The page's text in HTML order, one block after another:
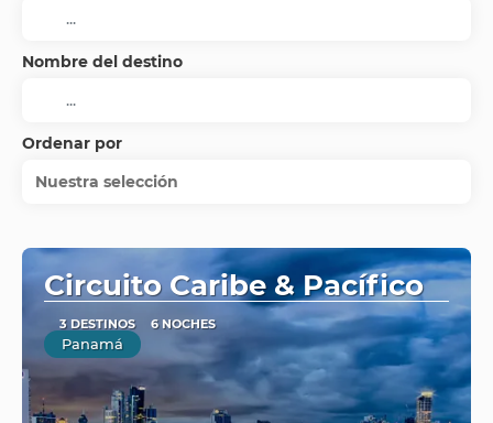
Nombre del destino
Ordenar por
Nuestra selección
Circuito Caribe & Pacífico
3 DESTINOS 6 NOCHES
Panamá